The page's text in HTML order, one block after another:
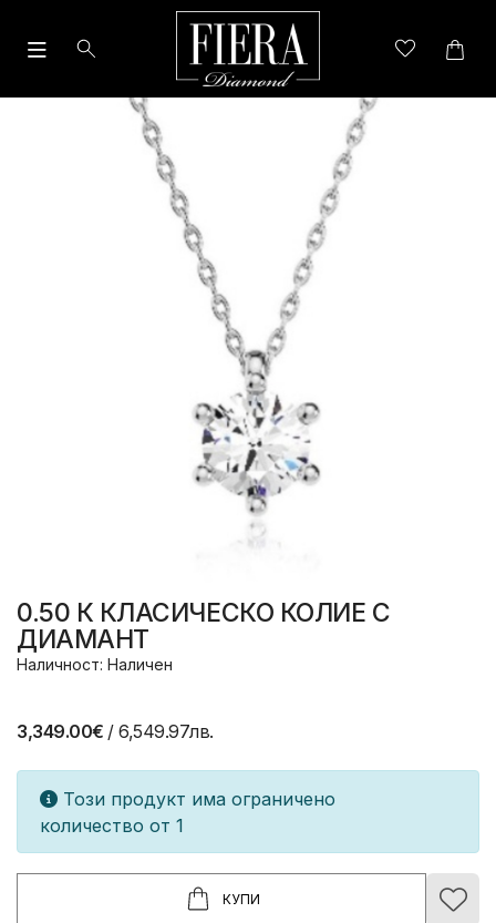
0.50 К КЛАСИЧЕСКО КОЛИЕ С
ДИАМАНТ
Наличност: Наличен
3,349.00€ / 6,549.97лв.
Този продукт има ограничено
количество от 1
КУПИ